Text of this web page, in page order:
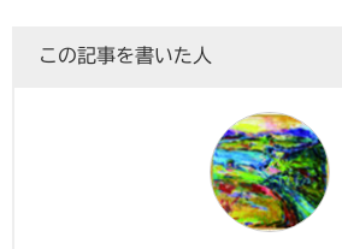
この記事を書いた人